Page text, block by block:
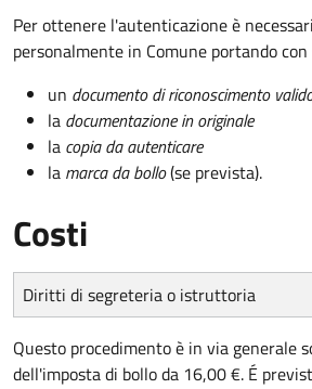
Per ottenere l'autenticazione è
personalmente in Comune portando con
un documento di riconoscimento
la documentazione in originale
la copia da autenticare
la marca da bollo(se prevista).
Costi
Diritti di segreteria o istruttoria
Questo procedimento è in via generale
dell'imposta di bollo da 16,00 €. É